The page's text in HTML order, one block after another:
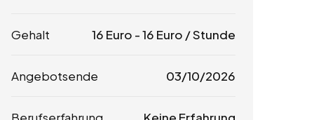
Gehalt 16 Euro -16 Euro / Stunde
Angebotsende 03/10/2026